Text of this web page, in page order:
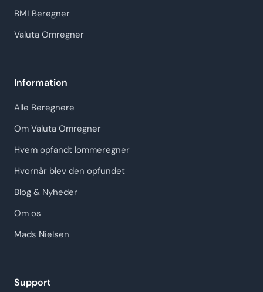
BMI Beregner
Valuta Omregner
Information
Alle Beregnere
Om Valuta Omregner
Hvem opfandt lommeregner
Hvornår blev den opfundet
Blog & Nyheder
Om os
Mads Nielsen
Support